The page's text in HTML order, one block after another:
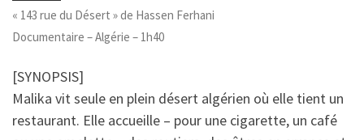
« 143 rue du Désert » de Hassen Ferhani
Documentaire – Algérie – 1h40
[SYNOPSIS]
Malika vit seule en plein désert algérien où elle tient un
restaurant. Elle accueille – pour une cigarette, un café